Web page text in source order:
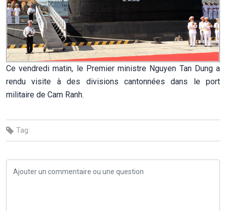
Ce vendredi matin, le Premier ministre Nguyen Tan Dung a
rendu visite à des divisions cantonnées dans le port
militaire de Cam Ranh.
Tag: